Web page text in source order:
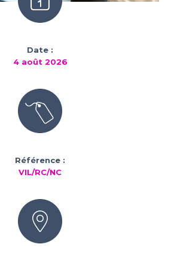
Date :
4 août 2026
Référence :
VIL/RC/NC